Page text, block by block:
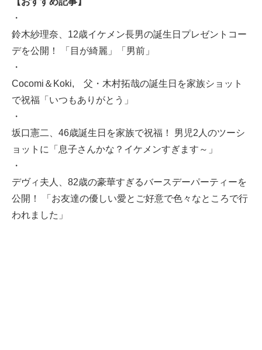
・
鈴木紗理奈、12歳イケメン長男の誕生日プレゼントコー
デを公開！ 「目が綺麗」「男前」
・
Cocomi＆Koki, 父・木村拓哉の誕生日を家族ショット
で祝福「いつもありがとう」
・
坂口憲二、46歳誕生日を家族で祝福！ 男児2人のツーシ
ョットに「息子さんかな？イケメンすぎます～」
・
デヴィ夫人、82歳の豪華すぎるバースデーパーティーを
公開！ 「お友達の優しい愛とご好意で色々なところで行
われました」